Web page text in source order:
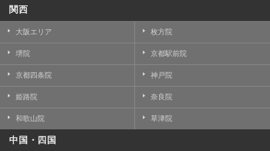
関西
大阪エリア 枚方院
堺院 京都駅前院
京都四条院 神戸院
姫路院 奈良院
和歌山院 草津院
中国・四国